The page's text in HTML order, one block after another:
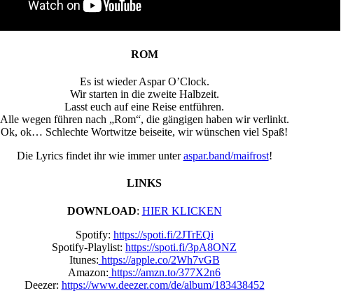
ROM
Es ist wieder Aspar O’Clock.
Wir starten in die zweite Halbzeit.
Lasst euch auf eine Reise entführen.
Alle wegen führen nach „Rom“, die gängigen haben wir verlinkt.
Ok, ok… Schlechte Wortwitze beiseite, wir wünschen viel Spaß!
Die Lyrics findet ihr wie immer unteraspar.band/maifrost!
LINKS
DOWNLOAD: HIER KLICKEN
Spotify: https://spoti.fi/2JTrEQi
Spotify-Playlist: https://spoti.fi/3pA8ONZ
Itunes: https://apple.co/2Wh7vGB
Amazon: https://amzn.to/377X2n6
Deezer: https://www.deezer.com/de/album/183438452